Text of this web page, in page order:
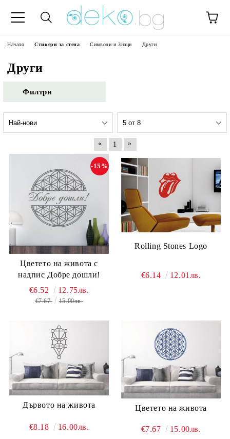
Начало Стикери за стена Символи и Знаци Други
Други
Филтри
« 1 »
Цветето на живота с
надпис Добре дошли!
-15%
€6.52 12.75лв.
€7.67 15.00лв.
Rolling Stones Logo
€6.14 12.01лв.
Дървото на живота
€8.18 16.00лв.
Цветето на живота
€7.67 15.00лв.